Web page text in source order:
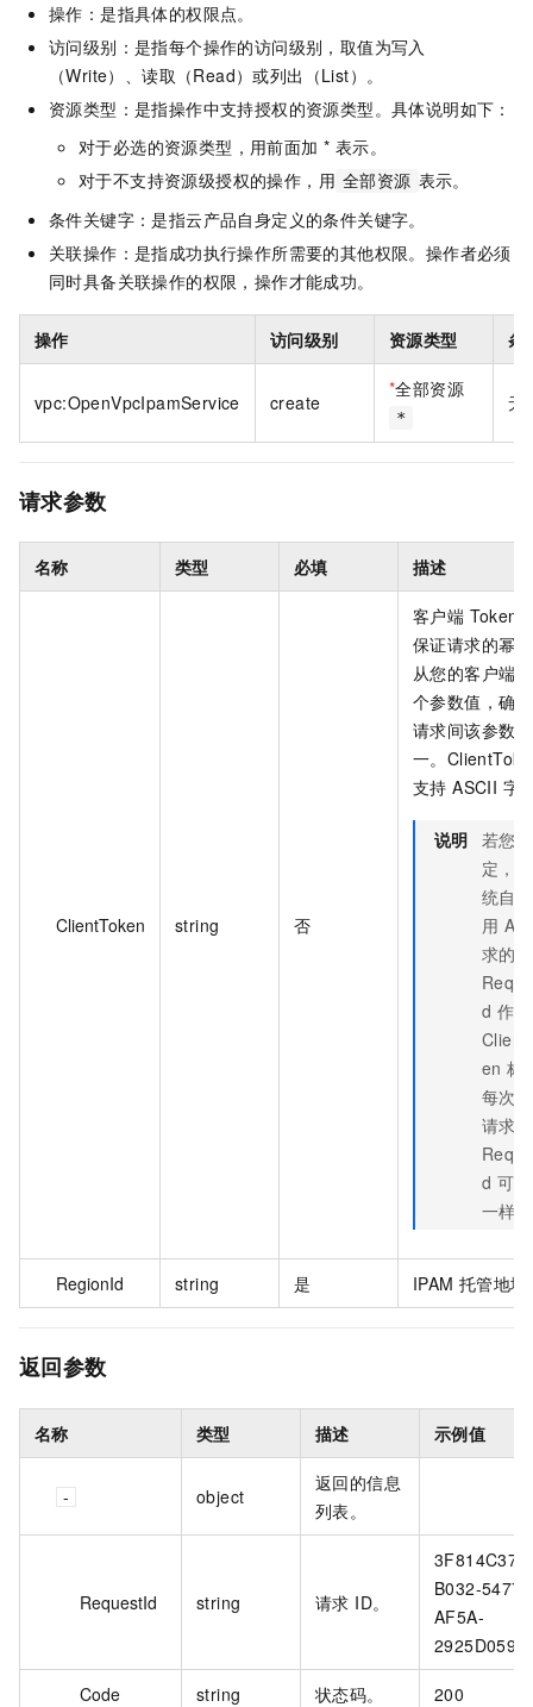
操作：是指具体的权限点。
访问级别：是指每个操作的访问级别，取值为写入
（Write）、读取（Read）或列出（List）。
资源类型：是指操作中支持授权的资源类型。具体说明如下：
对于必选的资源类型，用前面加 * 表示。
对于不支持资源级授权的操作，用 全部资源 表示。
条件关键字：是指云产品自身定义的条件关键字。
关联操作：是指成功执行操作所需要的其他权限。操作者必须
同时具备关联操作的权限，操作才能成功。
操作 访问级别 资源类型 条
vpc:OpenVpcIpamService create
*全部资源
*
无
请求参数
名称 类型 必填 描述
ClientToken string 否
客户端 Token
保证请求的幂
从您的客户端
个参数值，确
请求间该参数
一。
支持 ASCII 字
说明 若您
定，
统自
用
求的
d 作为
en 标
每次
请求的
d 可
一样。
RegionId string 是 IPAM 托管地
返回参数
名称 类型 描述 示例值
object
返回的信息
列表。
RequestId string 请求 ID。
3F814C37-
B032-5477-
AF5A-
Code string 状态码。 200